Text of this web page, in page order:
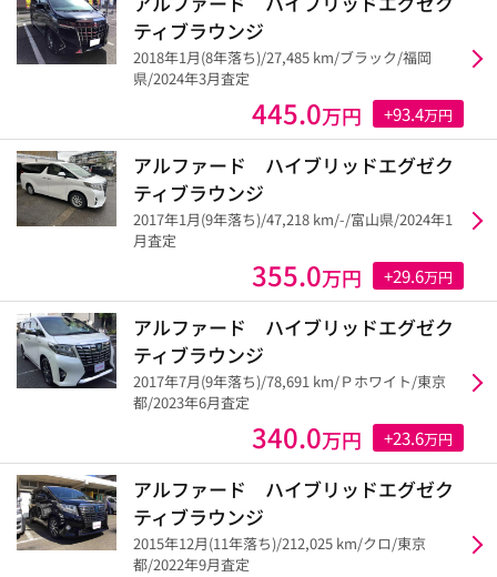
ティブラウンジ
2018年1月(8年落ち)/27,485 km/ブラック/福岡
県/2024年3月査定
445.0万円 +93.4万円
アルファード ハイブリッドエグゼク
ティブラウンジ
2017年1月(9年落ち)/47,218 km/-/富山県/2024年1
月査定
355.0万円 +29.6万円
アルファード ハイブリッドエグゼク
ティブラウンジ
2017年7月(9年落ち)/78,691 km/Ｐホワイト/東京
都/2023年6月査定
340.0万円 +23.6万円
アルファード ハイブリッドエグゼク
ティブラウンジ
2015年12月(11年落ち)/212,025 km/クロ/東京
都/2022年9月査定